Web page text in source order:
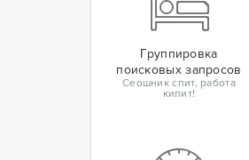
Группировка
поисковых запросов
Сеошник спит, работа
кипит!